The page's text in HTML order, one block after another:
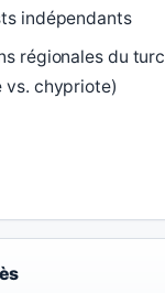
indépendants
régionales du turc
vs. chypriote)